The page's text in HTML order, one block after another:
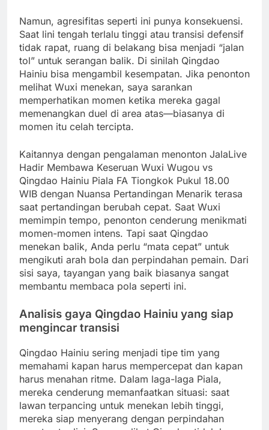
Namun, agresifitas seperti ini punya konsekuensi.
Saat lini tengah terlalu tinggi atau transisi defensif
tidak rapat, ruang di belakang bisa menjadi “jalan
tol” untuk serangan balik. Di sinilah Qingdao
Hainiu bisa mengambil kesempatan. Jika penonton
melihat Wuxi menekan, saya sarankan
memperhatikan momen ketika mereka gagal
memenangkan duel di area atas—biasanya di
momen itu celah tercipta.
Kaitannya dengan pengalaman menonton JalaLive
Hadir Membawa Keseruan Wuxi Wugou vs
Qingdao Hainiu Piala FA Tiongkok Pukul 18.00
WIB dengan Nuansa Pertandingan Menarik terasa
saat pertandingan berubah cepat. Saat Wuxi
memimpin tempo, penonton cenderung menikmati
momen-momen intens. Tapi saat Qingdao
menekan balik, Anda perlu “mata cepat” untuk
mengikuti arah bola dan perpindahan pemain. Dari
sisi saya, tayangan yang baik biasanya sangat
membantu membaca pola seperti ini.
Analisis gaya Qingdao Hainiu yang siap
mengincar transisi
Qingdao Hainiu sering menjadi tipe tim yang
memahami kapan harus mempercepat dan kapan
harus menahan ritme. Dalam laga-laga Piala,
mereka cenderung memanfaatkan situasi: saat
lawan terpancing untuk menekan lebih tinggi,
mereka siap menyerang dengan perpindahan